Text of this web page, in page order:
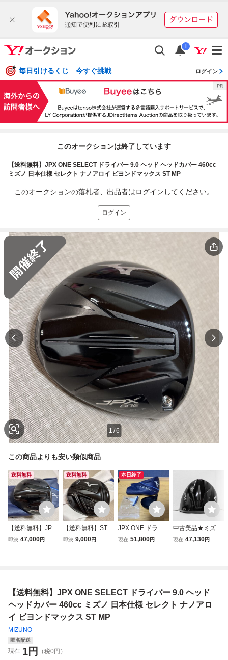
i
毎日引けるくじ 今すぐ挑戦 ログイン
このオークションは終了しています
【送料無料】JPX ONE SELECT ドライバー 9.0 ヘッド ヘッドカバー 460cc
ミズノ 日本仕様 セレクト ナノアロイ ビヨンドマックス ST MP
このオークションの落札者、出品者はログインしてください。
ログイン
1 /6
この商品よりも安い類似商品
送料無料
【送料無料】JPX
ONE SELECT ド
ヨンドマックス S
T
即決 47,000円
送料無料
【送料無料】ST-X
220 ドライバー ヘ
X
即決 9,000円
本日終了
JPX ONE ドライ
バー 9.0 ヘッド ヘ
現在 51,800円
中古美品★ミズノ/
MIZUNO JPX ON
現在 47,130円
【送料無料】JPX ONE SELECT ドライバー 9.0 ヘッド
ヘッドカバー 460cc ミズノ 日本仕様 セレクト ナノアロ
イ ビヨンドマックス ST MP
MIZUNO
匿名配送
現在 1円
（税0円）